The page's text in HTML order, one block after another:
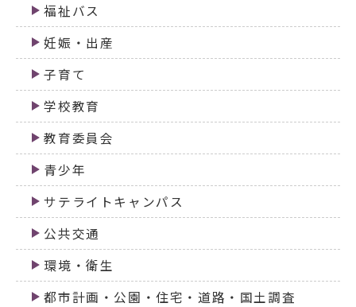
福祉バス
妊娠・出産
子育て
学校教育
教育委員会
青少年
サテライトキャンパス
公共交通
環境・衛生
都市計画・公園・住宅・道路・国土調査